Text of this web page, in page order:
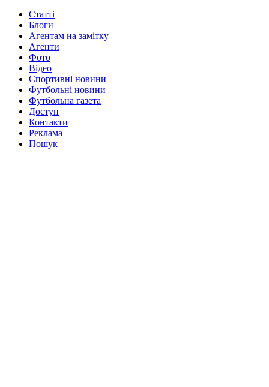
Статті
Блоги
Агентам на замітку
Агенти
Фото
Відео
Спортивні новини
Футбольні новини
Футбольна газета
Доступ
Контакти
Реклама
Пошук